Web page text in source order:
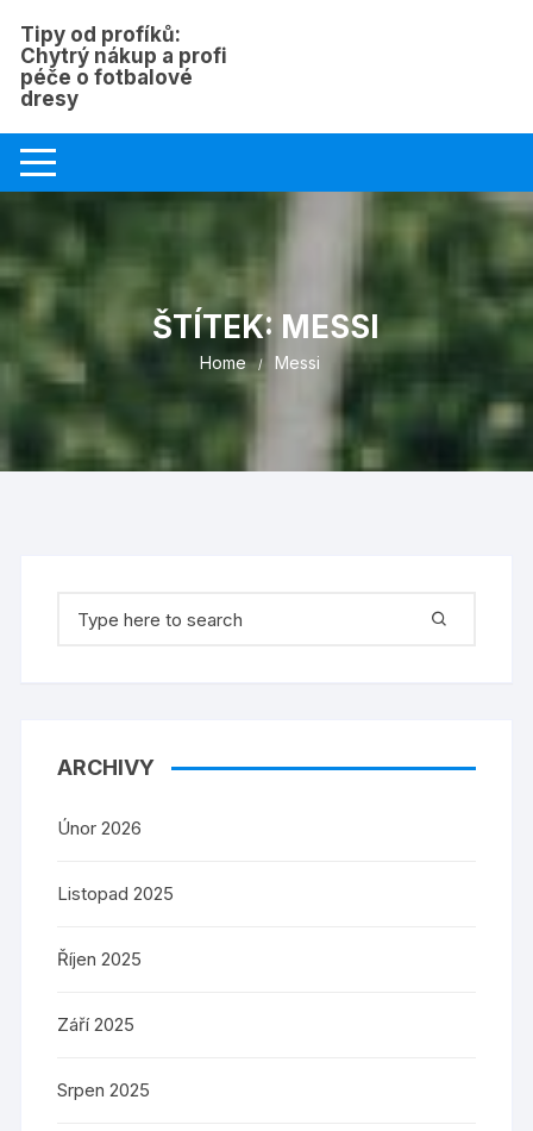
content
Tipy od profíků:
Chytrý nákup a profi
péče o fotbalové
dresy
ŠTÍTEK: MESSI
Home Messi
for:
ARCHIVY
Únor 2026
Listopad 2025
Říjen 2025
Září 2025
Srpen 2025